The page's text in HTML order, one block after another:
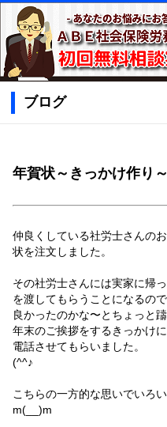
ブログ
年賀状～きっかけ作り～
仲良くしている社労士さんの
状を注文しました。
その社労士さんには実家に帰
を渡してもらうことになるの
良かったのかな〜とちょっと
年末のご挨拶をするきっかけ
電話させてもらいました。
(^^♪
こちらの一方的な思いでいろ
m(__)m